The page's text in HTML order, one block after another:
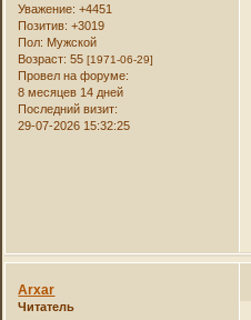
Уважение: +4451
Позитив: +3019
Пол: Мужской
Возраст: 55[1971-06-29]
Провел на форуме:
8 месяцев 14 дней
Последний визит:
29-07-2026 15:32:25
Arxar
Читатель